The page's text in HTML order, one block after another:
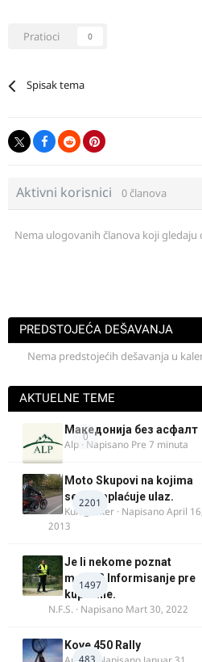
Pratioci 0
Spisak tema
Aktivni korisnici 0 članova
Nema ulogovanih članova koji gledaju
PREDSTOJEĆA DEŠAVANJA
Nema predstojećih dešavanja u
AKTUELNE TEME
0
Македонија без асфалт
Alp · Napisano Pre 7 minuta
2201
Moto Skupovi na kojima
se ne naplaćuje ulaz.
Kum_Mixer · NapisanoApril 16,
2013
1497
Je li nekome poznat
motor? Informisanje pre
kupovine.
N.F.S. · Napisano Mart 30, 2022
483
Kove 450 Rally